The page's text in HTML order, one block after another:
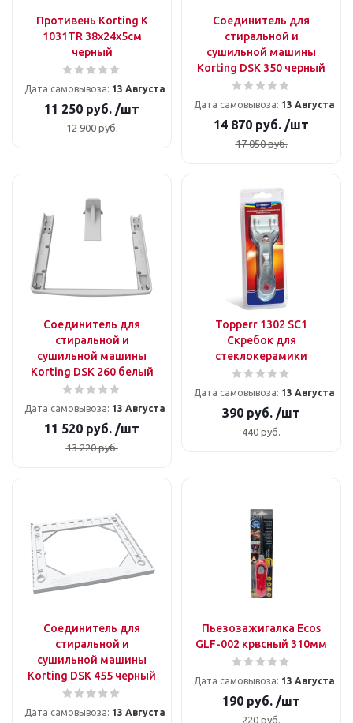
Противень Korting K
1031TR 38х24х5см
черный
Дата самовывоза: 13 Августа
11 250 руб. /шт
12 900руб.
Соединитель для
стиральной и
сушильной машины
Korting DSK 350 черный
Дата самовывоза: 13 Августа
14 870 руб. /шт
17 050руб.
Соединитель для
стиральной и
сушильной машины
Korting DSK 260 белый
Дата самовывоза: 13 Августа
11 520 руб. /шт
13 220руб.
Topperr 1302 SC1
Скребок для
стеклокерамики
Дата самовывоза: 13 Августа
390 руб. /шт
440руб.
Соединитель для
стиральной и
сушильной машины
Korting DSK 455 черный
Дата самовывоза: 13 Августа
Пьезозажигалка Ecos
GLF-002 крвсный 310мм
Дата самовывоза: 13 Августа
190 руб. /шт
220руб.